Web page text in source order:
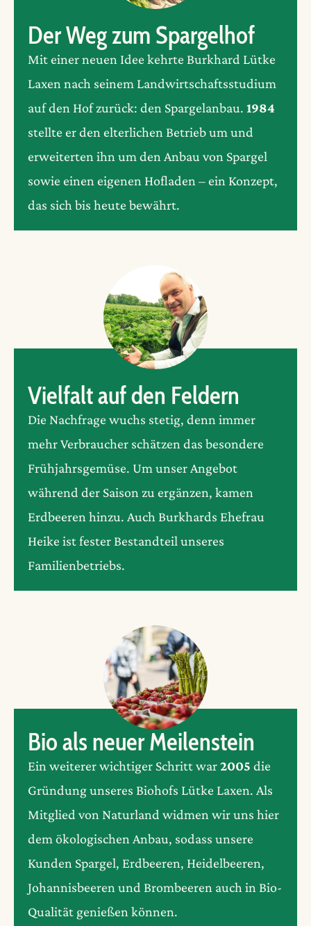
Der Weg zum Spargelhof
Mit einer neuen Idee kehrte Burkhard Lütke
Laxen nach seinem Landwirtschaftsstudium
auf den Hof zurück: den Spargelanbau. 1984
stellte er den elterlichen Betrieb um und
erweiterten ihn um den Anbau von Spargel
sowie einen eigenen Hofladen – ein Konzept,
das sich bis heute bewährt.
Vielfalt auf den Feldern
Die Nachfrage wuchs stetig, denn immer
mehr Verbraucher schätzen das besondere
Frühjahrsgemüse. Um unser Angebot
während der Saison zu ergänzen, kamen
Erdbeeren hinzu. Auch Burkhards Ehefrau
Heike ist fester Bestandteil unseres
Familienbetriebs.
Bio als neuer Meilenstein
Ein weiterer wichtiger Schritt war2005 die
Gründung unseres Biohofs Lütke Laxen. Als
Mitglied von Naturland widmen wir uns hier
dem ökologischen Anbau, sodass unsere
Kunden Spargel, Erdbeeren, Heidelbeeren,
Johannisbeeren und Brombeeren auch in Bio-
Qualität genießen können.